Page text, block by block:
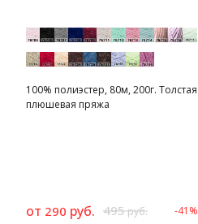
100% полиэстер, 80м, 200г. Толстая
плюшевая пряжа
от 290 руб. 495руб. -41%